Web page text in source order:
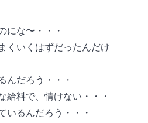
にな〜・・・
くいくはずだったんだけ
んだろう・・・
給料で、情けない・・・
いるんだろう・・・